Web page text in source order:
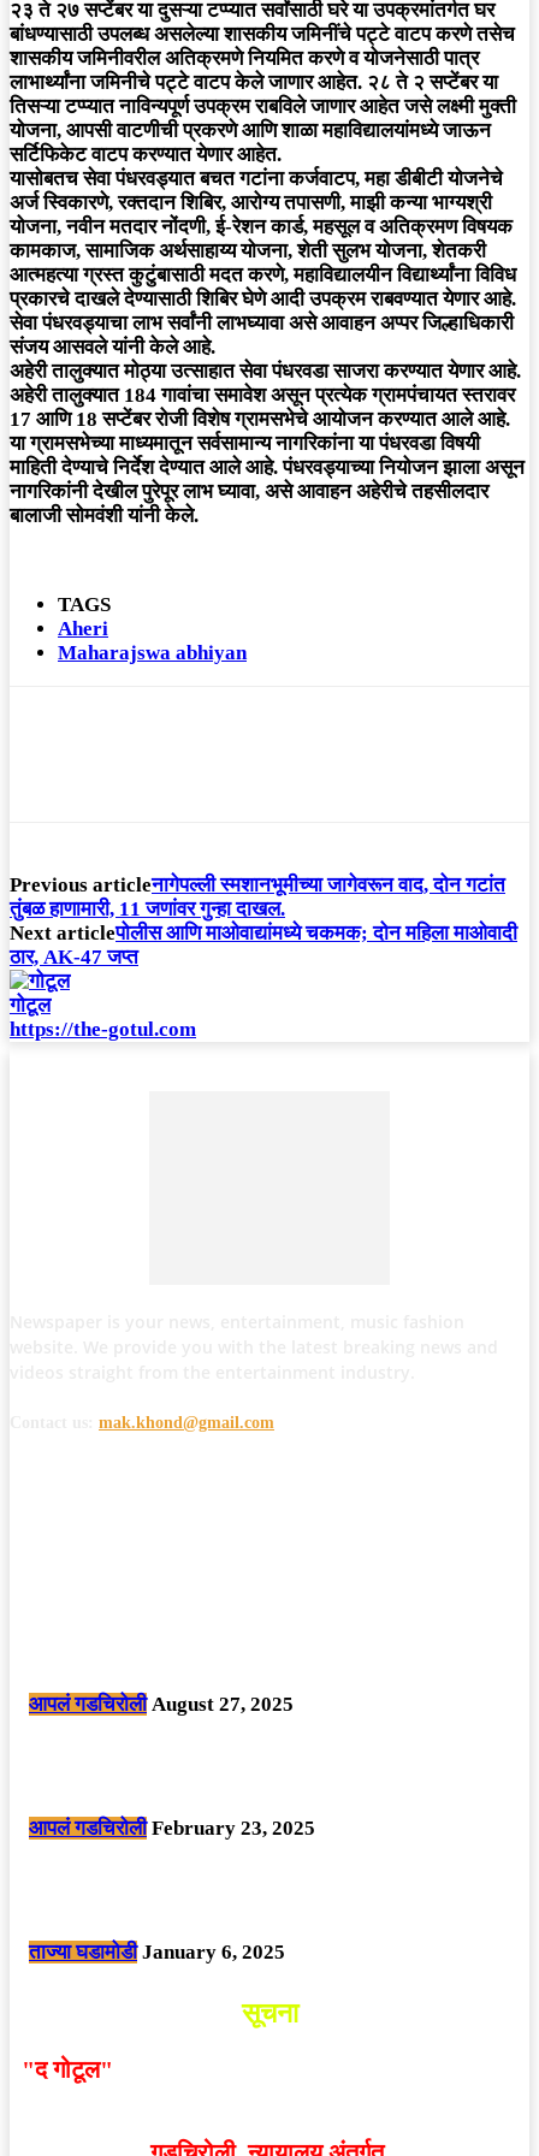
२३ ते २७ सप्टेंबर या दुसऱ्या टप्प्यात सर्वांसाठी घरे या उपक्रमांतर्गत घर
बांधण्यासाठी उपलब्ध असलेल्या शासकीय जमिनींचे पट्टे वाटप करणे तसेच
शासकीय जमिनीवरील अतिक्रमणे नियमित करणे व योजनेसाठी पात्र
लाभार्थ्यांना जमिनीचे पट्टे वाटप केले जाणार आहेत. २८ ते २ सप्टेंबर या
तिसऱ्या टप्प्यात नाविन्यपूर्ण उपक्रम राबविले जाणार आहेत जसे लक्ष्मी मुक्ती
योजना, आपसी वाटणीची प्रकरणे आणि शाळा महाविद्यालयांमध्ये जाऊन
सर्टिफिकेट वाटप करण्यात येणार आहेत.
यासोबतच सेवा पंधरवड्यात बचत गटांना कर्जवाटप, महा डीबीटी योजनेचे
अर्ज स्विकारणे, रक्तदान शिबिर, आरोग्य तपासणी, माझी कन्या भाग्यश्री
योजना, नवीन मतदार नोंदणी, ई-रेशन कार्ड, महसूल व अतिक्रमण विषयक
कामकाज, सामाजिक अर्थसाहाय्य योजना, शेती सुलभ योजना, शेतकरी
आत्महत्या ग्रस्त कुटुंबासाठी मदत करणे, महाविद्यालयीन विद्यार्थ्यांना विविध
प्रकारचे दाखले देण्यासाठी शिबिर घेणे आदी उपक्रम राबवण्यात येणार आहे.
सेवा पंधरवड्याचा लाभ सर्वांनी लाभघ्यावा असे आवाहन अप्पर जिल्हाधिकारी
संजय आसवले यांनी केले आहे.
अहेरी तालुक्यात मोठ्या उत्साहात सेवा पंधरवडा साजरा करण्यात येणार आहे.
अहेरी तालुक्यात 184 गावांचा समावेश असून प्रत्येक ग्रामपंचायत स्तरावर
17 आणि 18 सप्टेंबर रोजी विशेष ग्रामसभेचे आयोजन करण्यात आले आहे.
या ग्रामसभेच्या माध्यमातून सर्वसामान्य नागरिकांना या पंधरवडा विषयी
माहिती देण्याचे निर्देश देण्यात आले आहे. पंधरवड्याच्या नियोजन झाला असून
नागरिकांनी देखील पुरेपूर लाभ घ्यावा, असे आवाहन अहेरीचे तहसीलदार
बालाजी सोमवंशी यांनी केले.
TAGS
Aheri
Maharajswa abhiyan
Previous articleनागेपल्ली स्मशानभूमीच्या जागेवरून वाद, दोन गटांत
तुंबळ हाणामारी, 11 जणांवर गुन्हा दाखल.
Next articleपोलीस आणि माओवाद्यांमध्ये चकमक; दोन महिला माओवादी
ठार, AK-47 जप्त
गोटूल
https://the-gotul.com
mak.khond@gmail.com
आपलं गडचिरोली August 27, 2025
आपलं गडचिरोली February 23, 2025
ताज्या घडामोडी January 6, 2025
सूचना
"द गोटूल"